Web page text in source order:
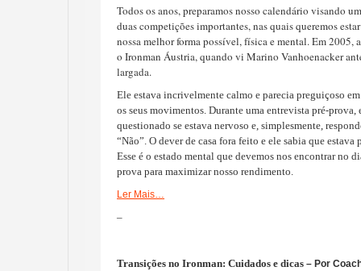
Todos os anos, preparamos nosso calendário visando
duas competições importantes, nas quais queremos
nossa melhor forma possível, física e mental. Em 2005,
o Ironman Áustria, quando vi Marino Vanhoenacker
largada.
Ele estava incrivelmente calmo e parecia preguiçoso
os seus movimentos. Durante uma entrevista pré-prova,
questionado se estava nervoso e, simplesmente,
“Não”. O dever de casa fora feito e ele sabia que estava
Esse é o estado mental que devemos nos encontrar no
prova para maximizar nosso rendimento.
Ler Mais…
–
Transições no Ironman: Cuidados e dicas – Por